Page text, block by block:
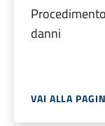
danni
VAI ALLA